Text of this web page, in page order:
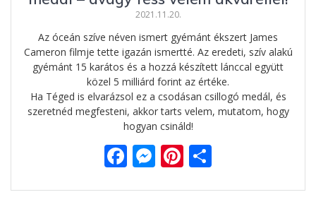
2021.11.20.
Az óceán szíve néven ismert gyémánt ékszert James
Cameron filmje tette igazán ismertté. Az eredeti, szív alakú
gyémánt 15 karátos és a hozzá készített lánccal együtt
közel 5 milliárd forint az értéke.
Ha Téged is elvarázsol ez a csodásan csillogó medál, és
szeretnéd megfesteni, akkor tarts velem, mutatom, hogy
hogyan csináld!
F M Pi